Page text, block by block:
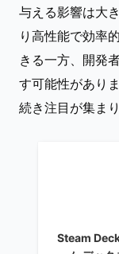
与える影響は大
り高性能で効率
きる一方、開発
す可能性があり
続き注目が集ま
Steam